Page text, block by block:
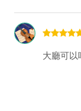
大廳可以